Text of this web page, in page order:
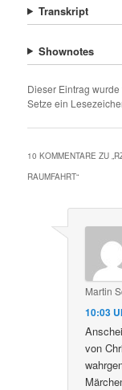
Transkript
Shownotes
Dieser Eintrag
Setze ein
10 KOMMENTARE ZU „
RAUMFAHRT“
Martin
10:03
von